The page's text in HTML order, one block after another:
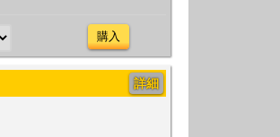
購入
詳細